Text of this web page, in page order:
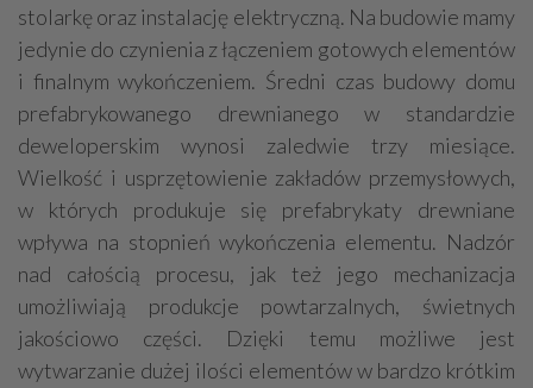
stolarkę oraz instalację elektryczną. Na budowie mamy
jedynie do czynienia z łączeniem gotowych elementów
i finalnym wykończeniem. Średni czas budowy domu
prefabrykowanego drewnianego w standardzie
deweloperskim wynosi zaledwie trzy miesiące.
Wielkość i usprzętowienie zakładów przemysłowych,
w których produkuje się prefabrykaty drewniane
wpływa na stopnień wykończenia elementu. Nadzór
nad całością procesu, jak też jego mechanizacja
umożliwiają produkcje powtarzalnych, świetnych
jakościowo części. Dzięki temu możliwe jest
wytwarzanie dużej ilości elementów w bardzo krótkim